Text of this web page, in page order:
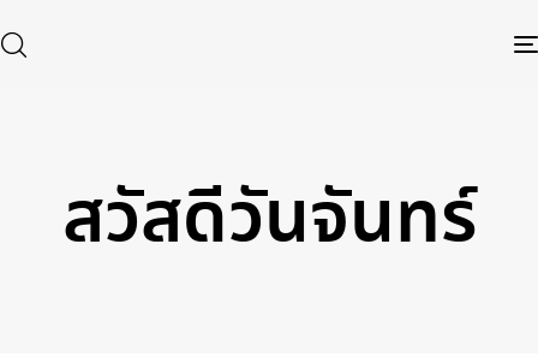
Type and hit enter
สวัสดีวันจันทร์